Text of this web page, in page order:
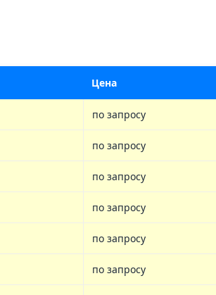
Цена
по запросу
по запросу
по запросу
по запросу
по запросу
по запросу